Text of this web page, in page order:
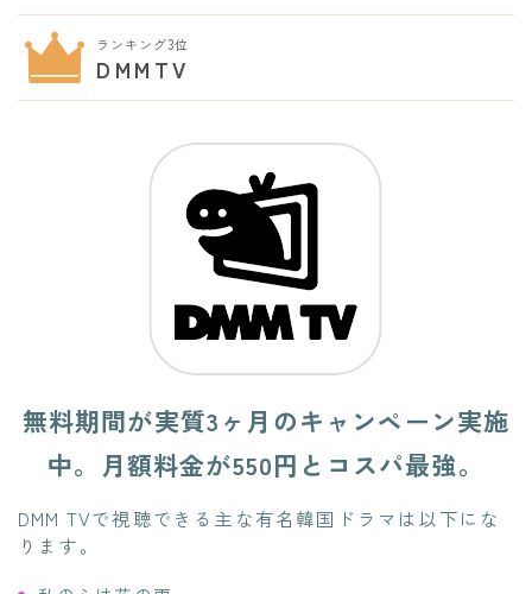
ランキング3位
DMMTV
無料期間が実質3ヶ月のキャンペーン実施
中。月額料金が550円とコスパ最強。
DMM TVで視聴できる主な有名韓国ドラマは以下にな
ります。